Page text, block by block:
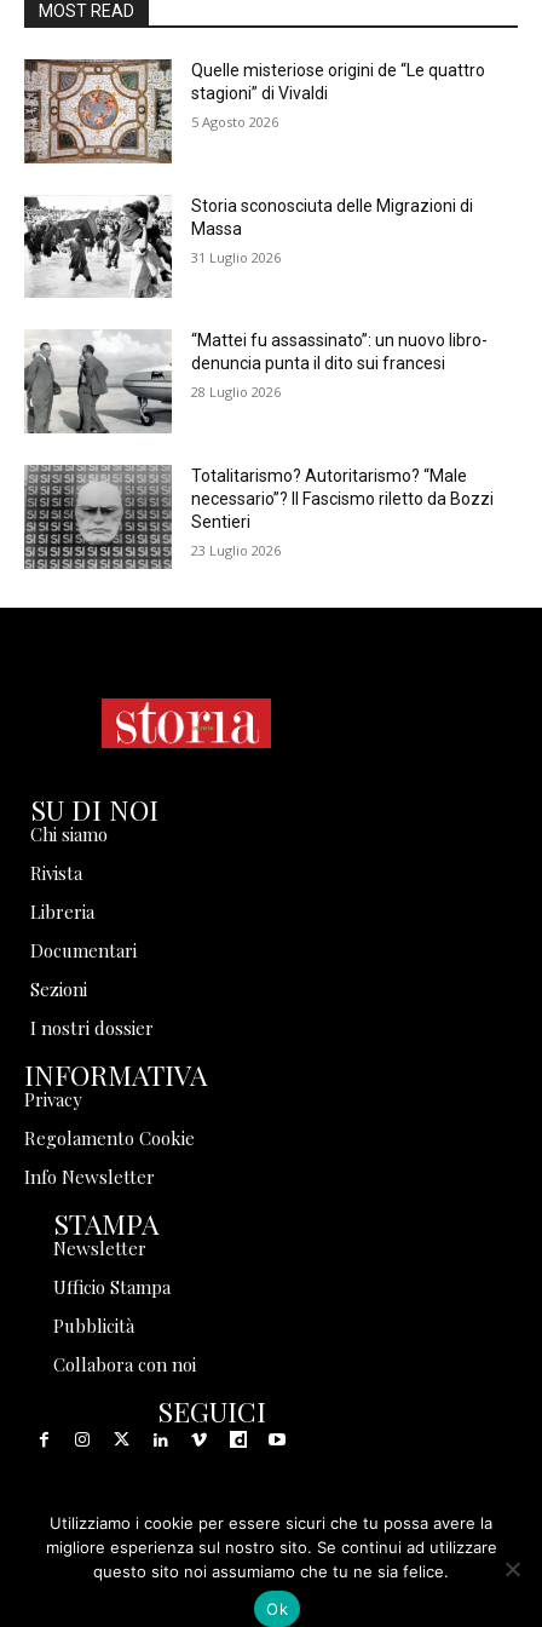
MOST READ
Quelle misteriose origini de “Le quattro
stagioni” di Vivaldi
5 Agosto 2026
Storia sconosciuta delle Migrazioni di
Massa
31 Luglio 2026
“Mattei fu assassinato”: un nuovo libro-
denuncia punta il dito sui francesi
28 Luglio 2026
Totalitarismo? Autoritarismo? “Male
necessario”? Il Fascismo riletto da Bozzi
Sentieri
23 Luglio 2026
SU DI NOI
Chi siamo
Rivista
Libreria
Documentari
Sezioni
I nostri dossier
INFORMATIVA
Privacy
Regolamento Cookie
Info Newsletter
STAMPA
Newsletter
Ufficio Stampa
Pubblicità
Collabora con noi
SEGUICI
© 1999 - 2025 Storia in Rete Srl - Tutti i diritti riservati - P.
IVA 08570971005
Utilizziamo i cookie per essere sicuri che tu possa avere la
migliore esperienza sul nostro sito. Se continui ad utilizzare
questo sito noi assumiamo che tu ne sia felice.
Ok